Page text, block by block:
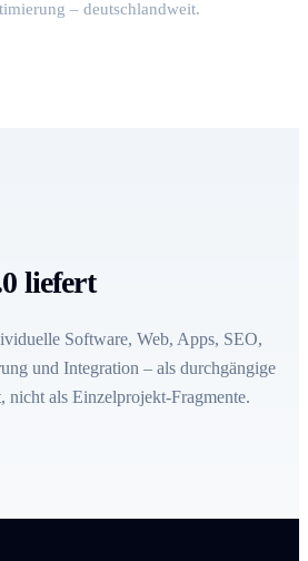
– deutschlandweit.
liefert
Software, Web, Apps, SEO,
und Integration – als durchgängige
nicht als Einzelprojekt-Fragmente.